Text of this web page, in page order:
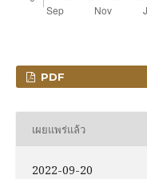
PDF
เผยแพร่แล้ว
2022-09-20